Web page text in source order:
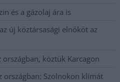
és a gázolaj ára is
új köztársasági elnököt az
köztük Karcagon
országban: Szolnokon klímát